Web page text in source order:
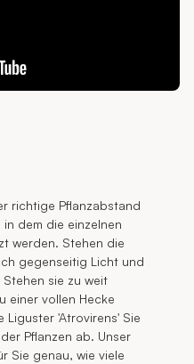
richtige Pflanzabstand
dem die einzelnen
werden. Stehen die
gegenseitig Licht und
sie zu weit
einer vollen Hecke
Liguster 'Atrovirens' Sie
Pflanzen ab. Unser
Sie genau, wie viele